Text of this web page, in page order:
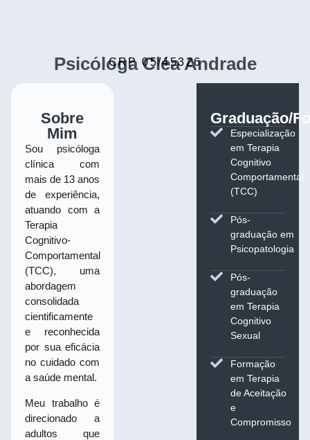
CRP 05/45326
Psicóloga Cléa Andrade
Sobre
Mim
Sou psicóloga
clínica com
mais de 13 anos
de experiência,
atuando com a
Terapia
Cognitivo-
Comportamental
(TCC), uma
abordagem
consolidada
cientificamente
e reconhecida
por sua eficácia
no cuidado com
a saúde mental.
Meu trabalho é
direcionado a
adultos que
Graduação/
Especialização
em Terapia
Cognitivo
Comportamental
(TCC)
Pós-
graduação em
Psicopatologia
Pós-
graduação
em Terapia
Cognitivo
Sexual
Formação
em Terapia
de Aceitação
e
Compromisso